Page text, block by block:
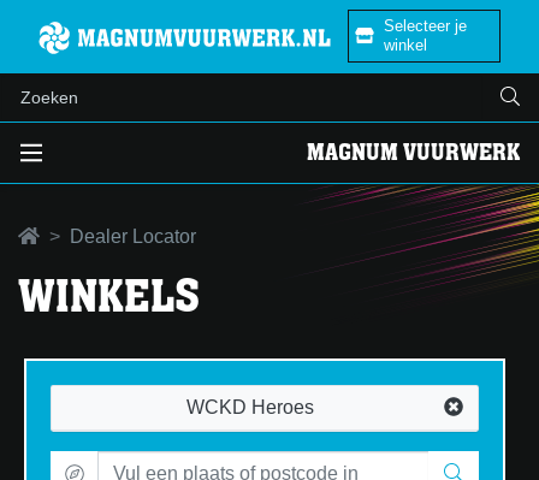
Selecteer je
winkel
MAGNUM VUURWERK
Dealer Locator
WINKELS
WCKD Heroes